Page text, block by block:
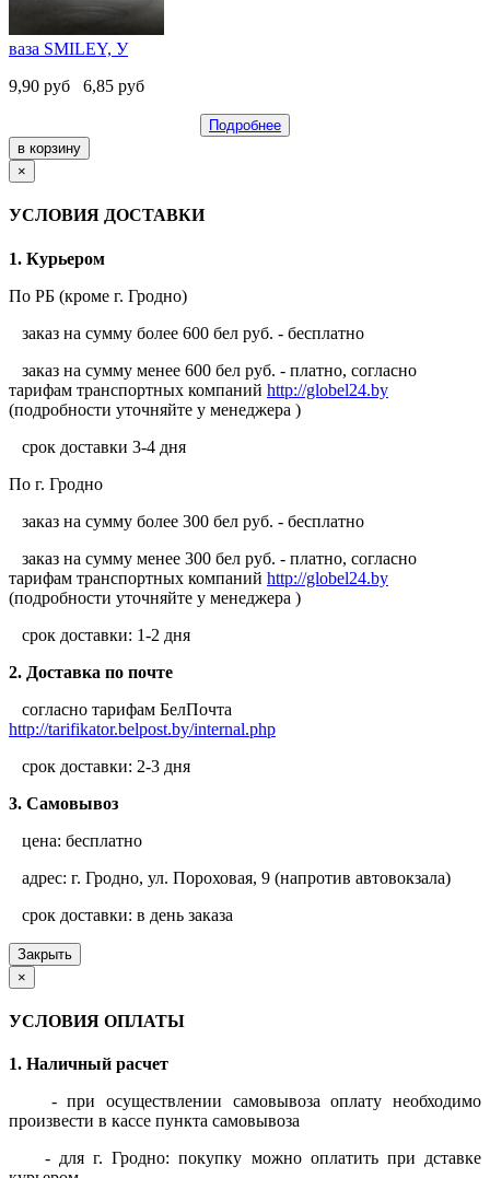
ваза SMILEY, У
9,90 руб 6,85 руб
Подробнее
×
УСЛОВИЯ ДОСТАВКИ
1. Курьером
По РБ (кроме г. Гродно)
заказ на сумму более 600 бел руб. - бесплатно
заказ на сумму менее 600 бел руб. - платно, согласно
тарифам транспортных компаний http://globel24.by
(подробности уточняйте у менеджера )
срок доставки 3-4 дня
По г. Гродно
заказ на сумму более 300 бел руб. - бесплатно
заказ на сумму менее 300 бел руб. - платно, согласно
тарифам транспортных компаний http://globel24.by
(подробности уточняйте у менеджера )
срок доставки: 1-2 дня
2. Доставка по почте
согласно тарифам БелПочта
http://tarifikator.belpost.by/internal.php
срок доставки: 2-3 дня
3. Самовывоз
цена: бесплатно
адрес: г. Гродно, ул. Пороховая, 9 (напротив автовокзала)
срок доставки: в день заказа
Закрыть
×
УСЛОВИЯ ОПЛАТЫ
1. Наличный расчет
- при осуществлении самовывоза оплату необходимо
произвести в кассе пункта самовывоза
- для г. Гродно: покупку можно оплатить при дставке